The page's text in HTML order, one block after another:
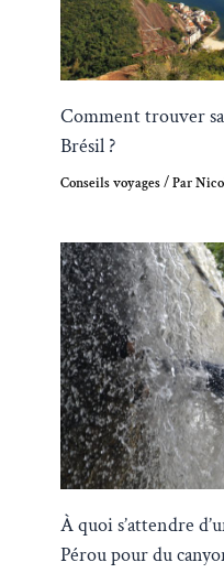
Comment trouver sa
Brésil ?
Conseils voyages/ Par
À quoi s’attendre
Pérou pour du